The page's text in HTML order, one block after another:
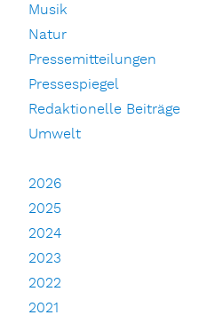
Musik
Natur
Pressemitteilungen
Pressespiegel
Redaktionelle Beiträge
Umwelt
2026
2025
2024
2023
2022
2021